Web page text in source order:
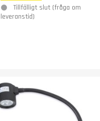
Tillfälligt slut (fråga om
leveranstid)